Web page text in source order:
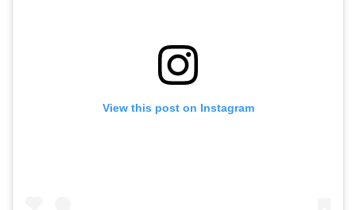
View this post on Instagram